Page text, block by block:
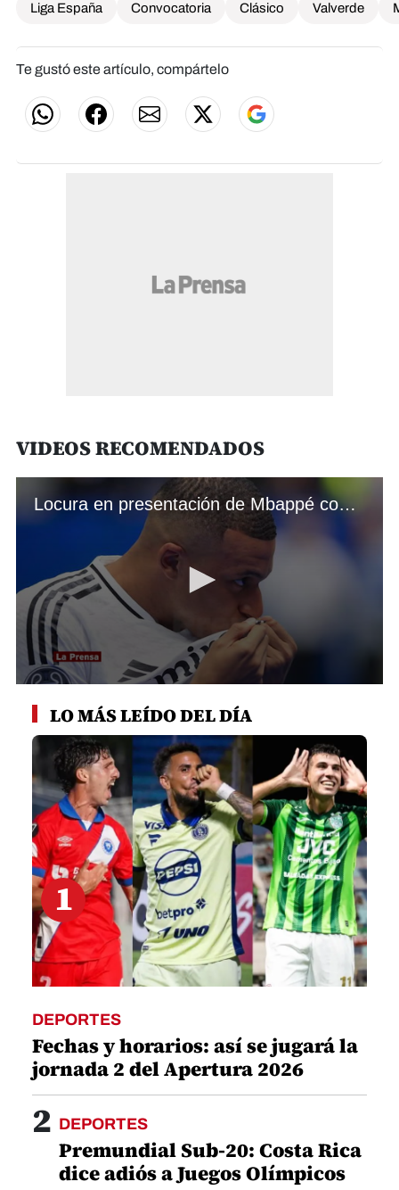
Liga España Convocatoria Clásico Valverde
Te gustó este artículo, compártelo
VIDEOS RECOMENDADOS
Locura en presentación de Mbappé como jugador del Real Madrid
seconds
minutes,
seconds
LO MÁS LEÍDO DEL DÍA
1
DEPORTES
Fechas y horarios: así se jugará la
jornada 2 del Apertura 2026
2 DEPORTES
Premundial Sub-20: Costa Rica
dice adiós a Juegos Olímpicos